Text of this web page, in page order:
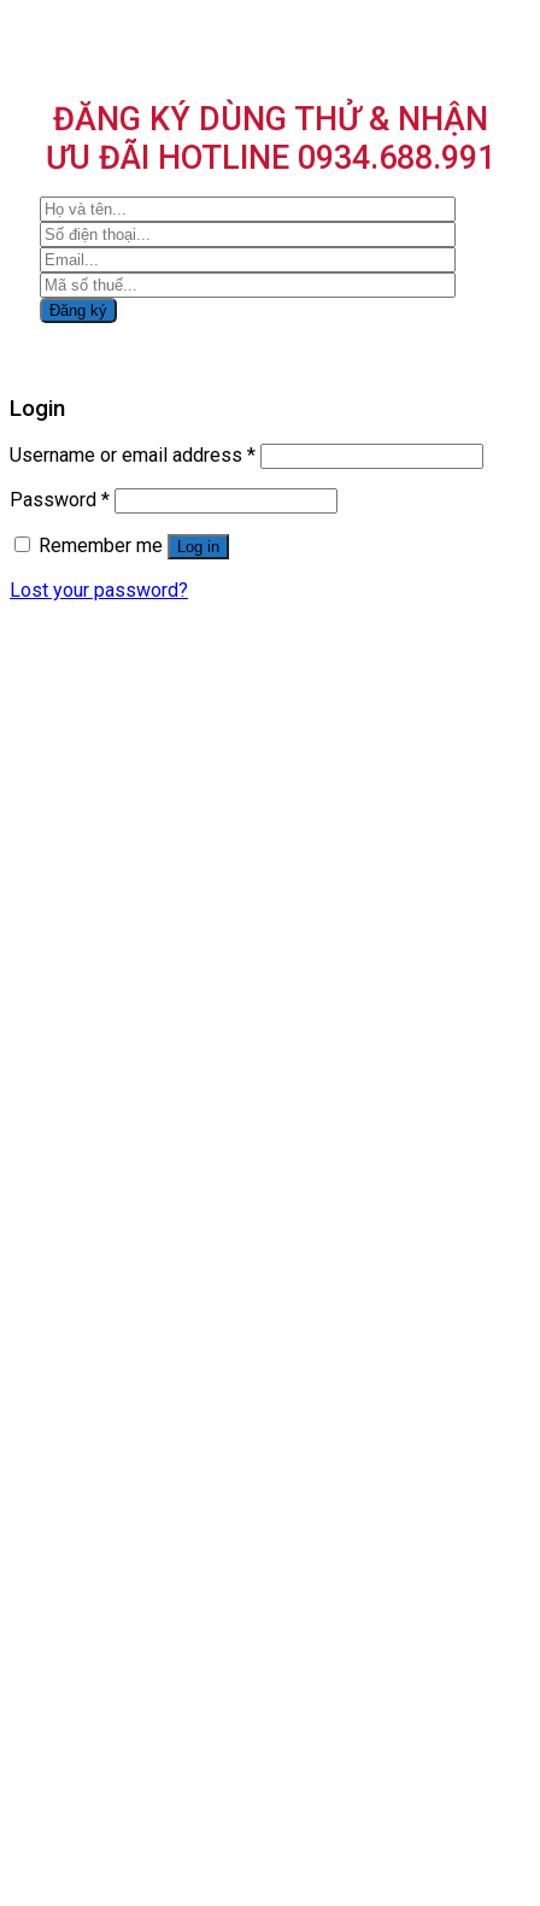
ĐĂNG KÝ DÙNG THỬ & NHẬN
ƯU ĐÃI HOTLINE 0934.688.991
Login
Username or email address *
Password *
Remember me
Log in
Lost your password?